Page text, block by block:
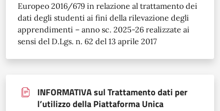
Europeo 2016/679 in relazione al trattamento dei
dati degli studenti ai fini della rilevazione degli
apprendimenti – anno sc. 2025-26 realizzate ai
sensi del D.Lgs. n. 62 del 13 aprile 2017
INFORMATIVA sul Trattamento dati per
l’utilizzo della Piattaforma Unica